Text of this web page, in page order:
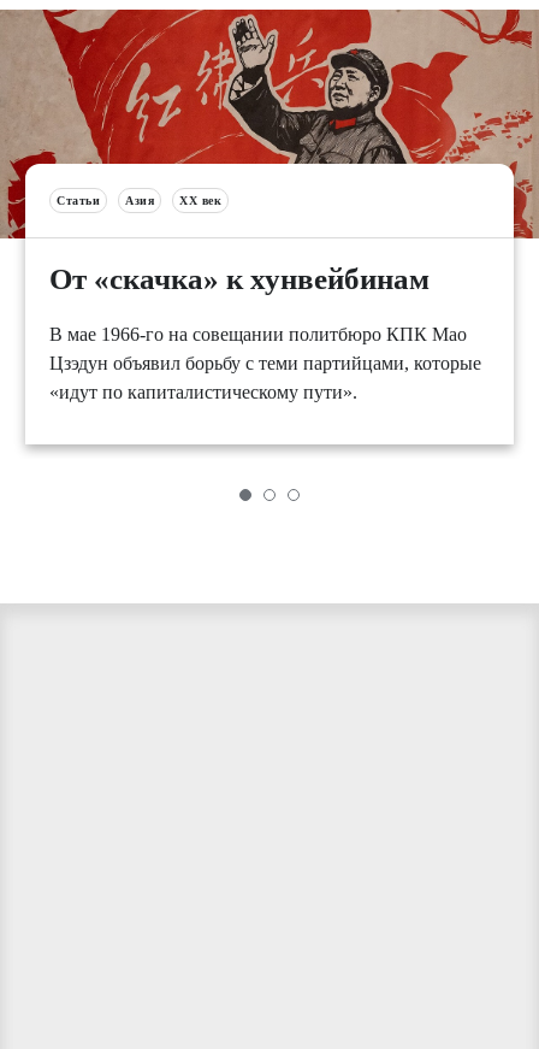
Статьи Азия XX век
От «скачка» к хунвейбинам
В мае 1966-го на совещании политбюро КПК Мао
Цзэдун объявил борьбу с теми партийцами, которые
«идут по капиталистическому пути».